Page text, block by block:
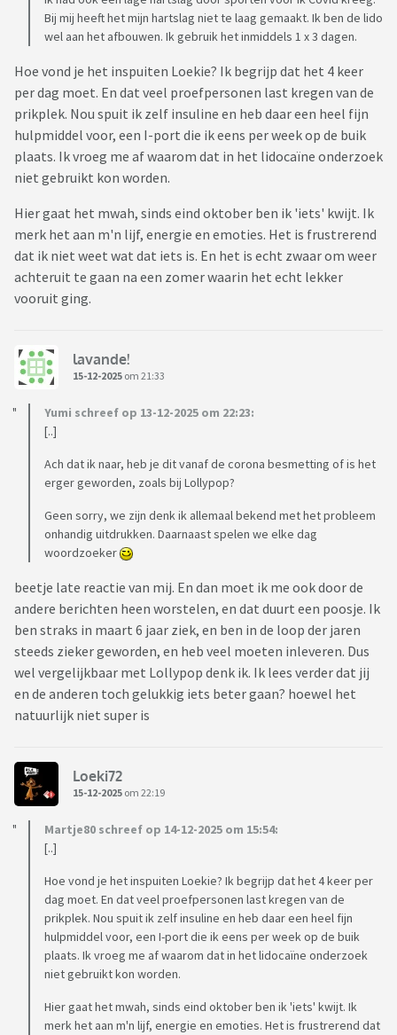
Bij mij heeft het mijn hartslag niet te laag gemaakt. Ik ben de lido
wel aan het afbouwen. Ik gebruik het inmiddels 1 x 3 dagen.
Hoe vond je het inspuiten Loekie? Ik begrijp dat het 4 keer
per dag moet. En dat veel proefpersonen last kregen van de
prikplek. Nou spuit ik zelf insuline en heb daar een heel fijn
hulpmiddel voor, een I-port die ik eens per week op de buik
plaats. Ik vroeg me af waarom dat in het lidocaïne onderzoek
niet gebruikt kon worden.
Hier gaat het mwah, sinds eind oktober ben ik 'iets' kwijt. Ik
merk het aan m'n lijf, energie en emoties. Het is frustrerend
dat ik niet weet wat dat iets is. En het is echt zwaar om weer
achteruit te gaan na een zomer waarin het echt lekker
vooruit ging.
lavande!
15-12-2025 om 21:33
Yumi schreef op 13-12-2025 om 22:23:
[..]
Ach dat ik naar, heb je dit vanaf de corona besmetting of is het
erger geworden, zoals bij Lollypop?
Geen sorry, we zijn denk ik allemaal bekend met het probleem
onhandig uitdrukken. Daarnaast spelen we elke dag
woordzoeker
beetje late reactie van mij. En dan moet ik me ook door de
andere berichten heen worstelen, en dat duurt een poosje. Ik
ben straks in maart 6 jaar ziek, en ben in de loop der jaren
steeds zieker geworden, en heb veel moeten inleveren. Dus
wel vergelijkbaar met Lollypop denk ik. Ik lees verder dat jij
en de anderen toch gelukkig iets beter gaan? hoewel het
natuurlijk niet super is
Loeki72
15-12-2025 om 22:19
Martje80 schreef op 14-12-2025 om 15:54:
[..]
Hoe vond je het inspuiten Loekie? Ik begrijp dat het 4 keer per
dag moet. En dat veel proefpersonen last kregen van de
prikplek. Nou spuit ik zelf insuline en heb daar een heel fijn
hulpmiddel voor, een I-port die ik eens per week op de buik
plaats. Ik vroeg me af waarom dat in het lidocaïne onderzoek
niet gebruikt kon worden.
Hier gaat het mwah, sinds eind oktober ben ik 'iets' kwijt. Ik
merk het aan m'n lijf, energie en emoties. Het is frustrerend dat